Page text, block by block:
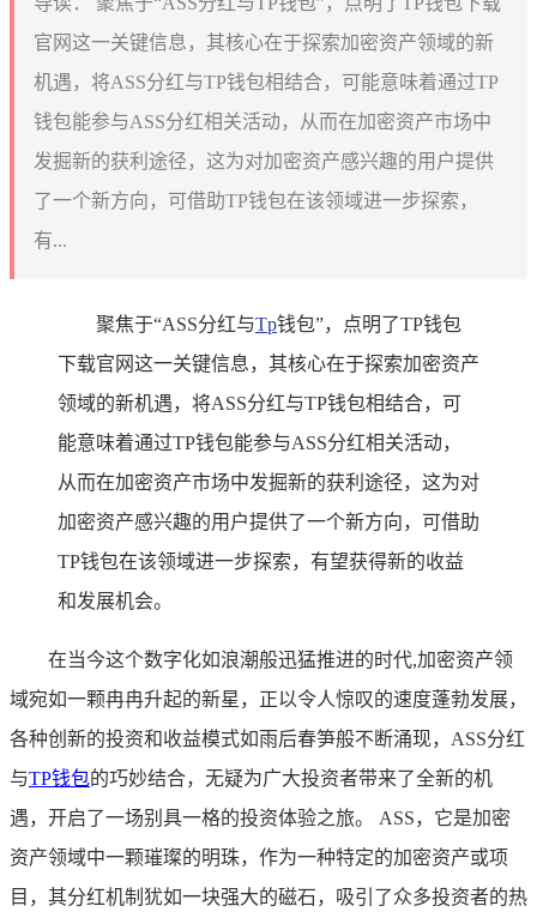
官网这一关键信息，其核心在于探索加密资产领域的新
机遇，将ASS分红与TP钱包相结合，可能意味着通过TP
钱包能参与ASS分红相关活动，从而在加密资产市场中
发掘新的获利途径，这为对加密资产感兴趣的用户提供
了一个新方向，可借助TP钱包在该领域进一步探索，
有...
聚焦于“ASS分红与Tp钱包”，点明了TP钱包
下载官网这一关键信息，其核心在于探索加密资产
领域的新机遇，将ASS分红与TP钱包相结合，可
能意味着通过TP钱包能参与ASS分红相关活动，
从而在加密资产市场中发掘新的获利途径，这为对
加密资产感兴趣的用户提供了一个新方向，可借助
TP钱包在该领域进一步探索，有望获得新的收益
和发展机会。
在当今这个数字化如浪潮般迅猛推进的时代,加密资产领
域宛如一颗冉冉升起的新星，正以令人惊叹的速度蓬勃发展，
各种创新的投资和收益模式如雨后春笋般不断涌现，ASS分红
与TP钱包的巧妙结合，无疑为广大投资者带来了全新的机
遇，开启了一场别具一格的投资体验之旅。 ASS，它是加密
资产领域中一颗璀璨的明珠，作为一种特定的加密资产或项
目，其分红机制犹如一块强大的磁石，吸引了众多投资者的热